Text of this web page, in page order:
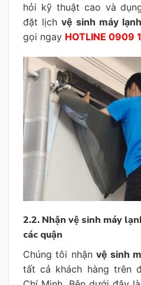
hỏi kỹ thuật cao và
đặt lịch vệ sinh máy
gọi ngay HOTLINE 0909
2.2. Nhận vệ sinh máy
các quận
Chúng tôi nhận vệ sinh
tất cả khách hàng trên